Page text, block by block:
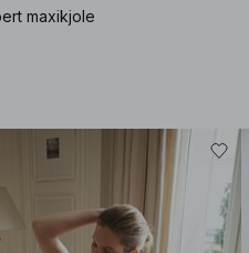
maxikjole